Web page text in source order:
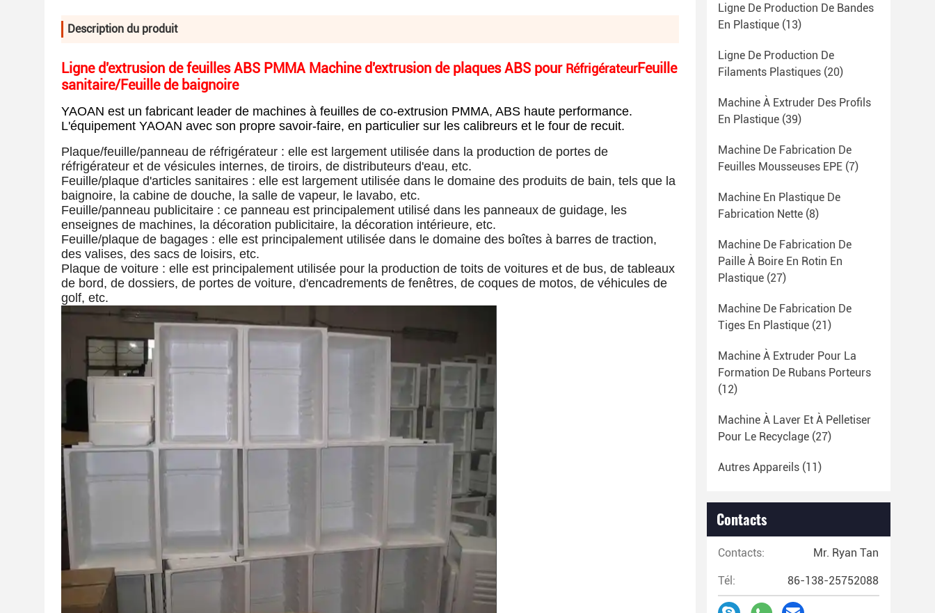
Description du produit
Ligne d'extrusion de feuilles ABS PMMA Machine d'extrusion de plaques ABS pour RéfrigérateurFeuille
sanitaire/Feuille de baignoire
YAOAN est un fabricant leader de machines à feuilles de co-extrusion PMMA, ABS haute performance.
L'équipement YAOAN avec son propre savoir-faire, en particulier sur les calibreurs et le four de recuit.
Plaque/feuille/panneau de réfrigérateur : elle est largement utilisée dans la production de portes de
réfrigérateur et de vésicules internes, de tiroirs, de distributeurs d'eau, etc.
Feuille/plaque d'articles sanitaires : elle est largement utilisée dans le domaine des produits de bain, tels que la
baignoire, la cabine de douche, la salle de vapeur, le lavabo, etc.
Feuille/panneau publicitaire : ce panneau est principalement utilisé dans les panneaux de guidage, les
enseignes de machines, la décoration publicitaire, la décoration intérieure, etc.
Feuille/plaque de bagages : elle est principalement utilisée dans le domaine des boîtes à barres de traction,
des valises, des sacs de loisirs, etc.
Plaque de voiture : elle est principalement utilisée pour la production de toits de voitures et de bus, de tableaux
de bord, de dossiers, de portes de voiture, d'encadrements de fenêtres, de coques de motos, de véhicules de
golf, etc.
Ligne De Production De Bandes
En Plastique (13)
Ligne De Production De
Filaments Plastiques (20)
Machine À Extruder Des Profils
En Plastique (39)
Machine De Fabrication De
Feuilles Mousseuses EPE (7)
Machine En Plastique De
Fabrication Nette (8)
Machine De Fabrication De
Paille À Boire En Rotin En
Plastique (27)
Machine De Fabrication De
Tiges En Plastique (21)
Machine À Extruder Pour La
Formation De Rubans Porteurs
(12)
Machine À Laver Et À Pelletiser
Pour Le Recyclage (27)
Autres Appareils (11)
Contacts
Contacts: Mr. Ryan Tan
Tél: 86-138-25752088